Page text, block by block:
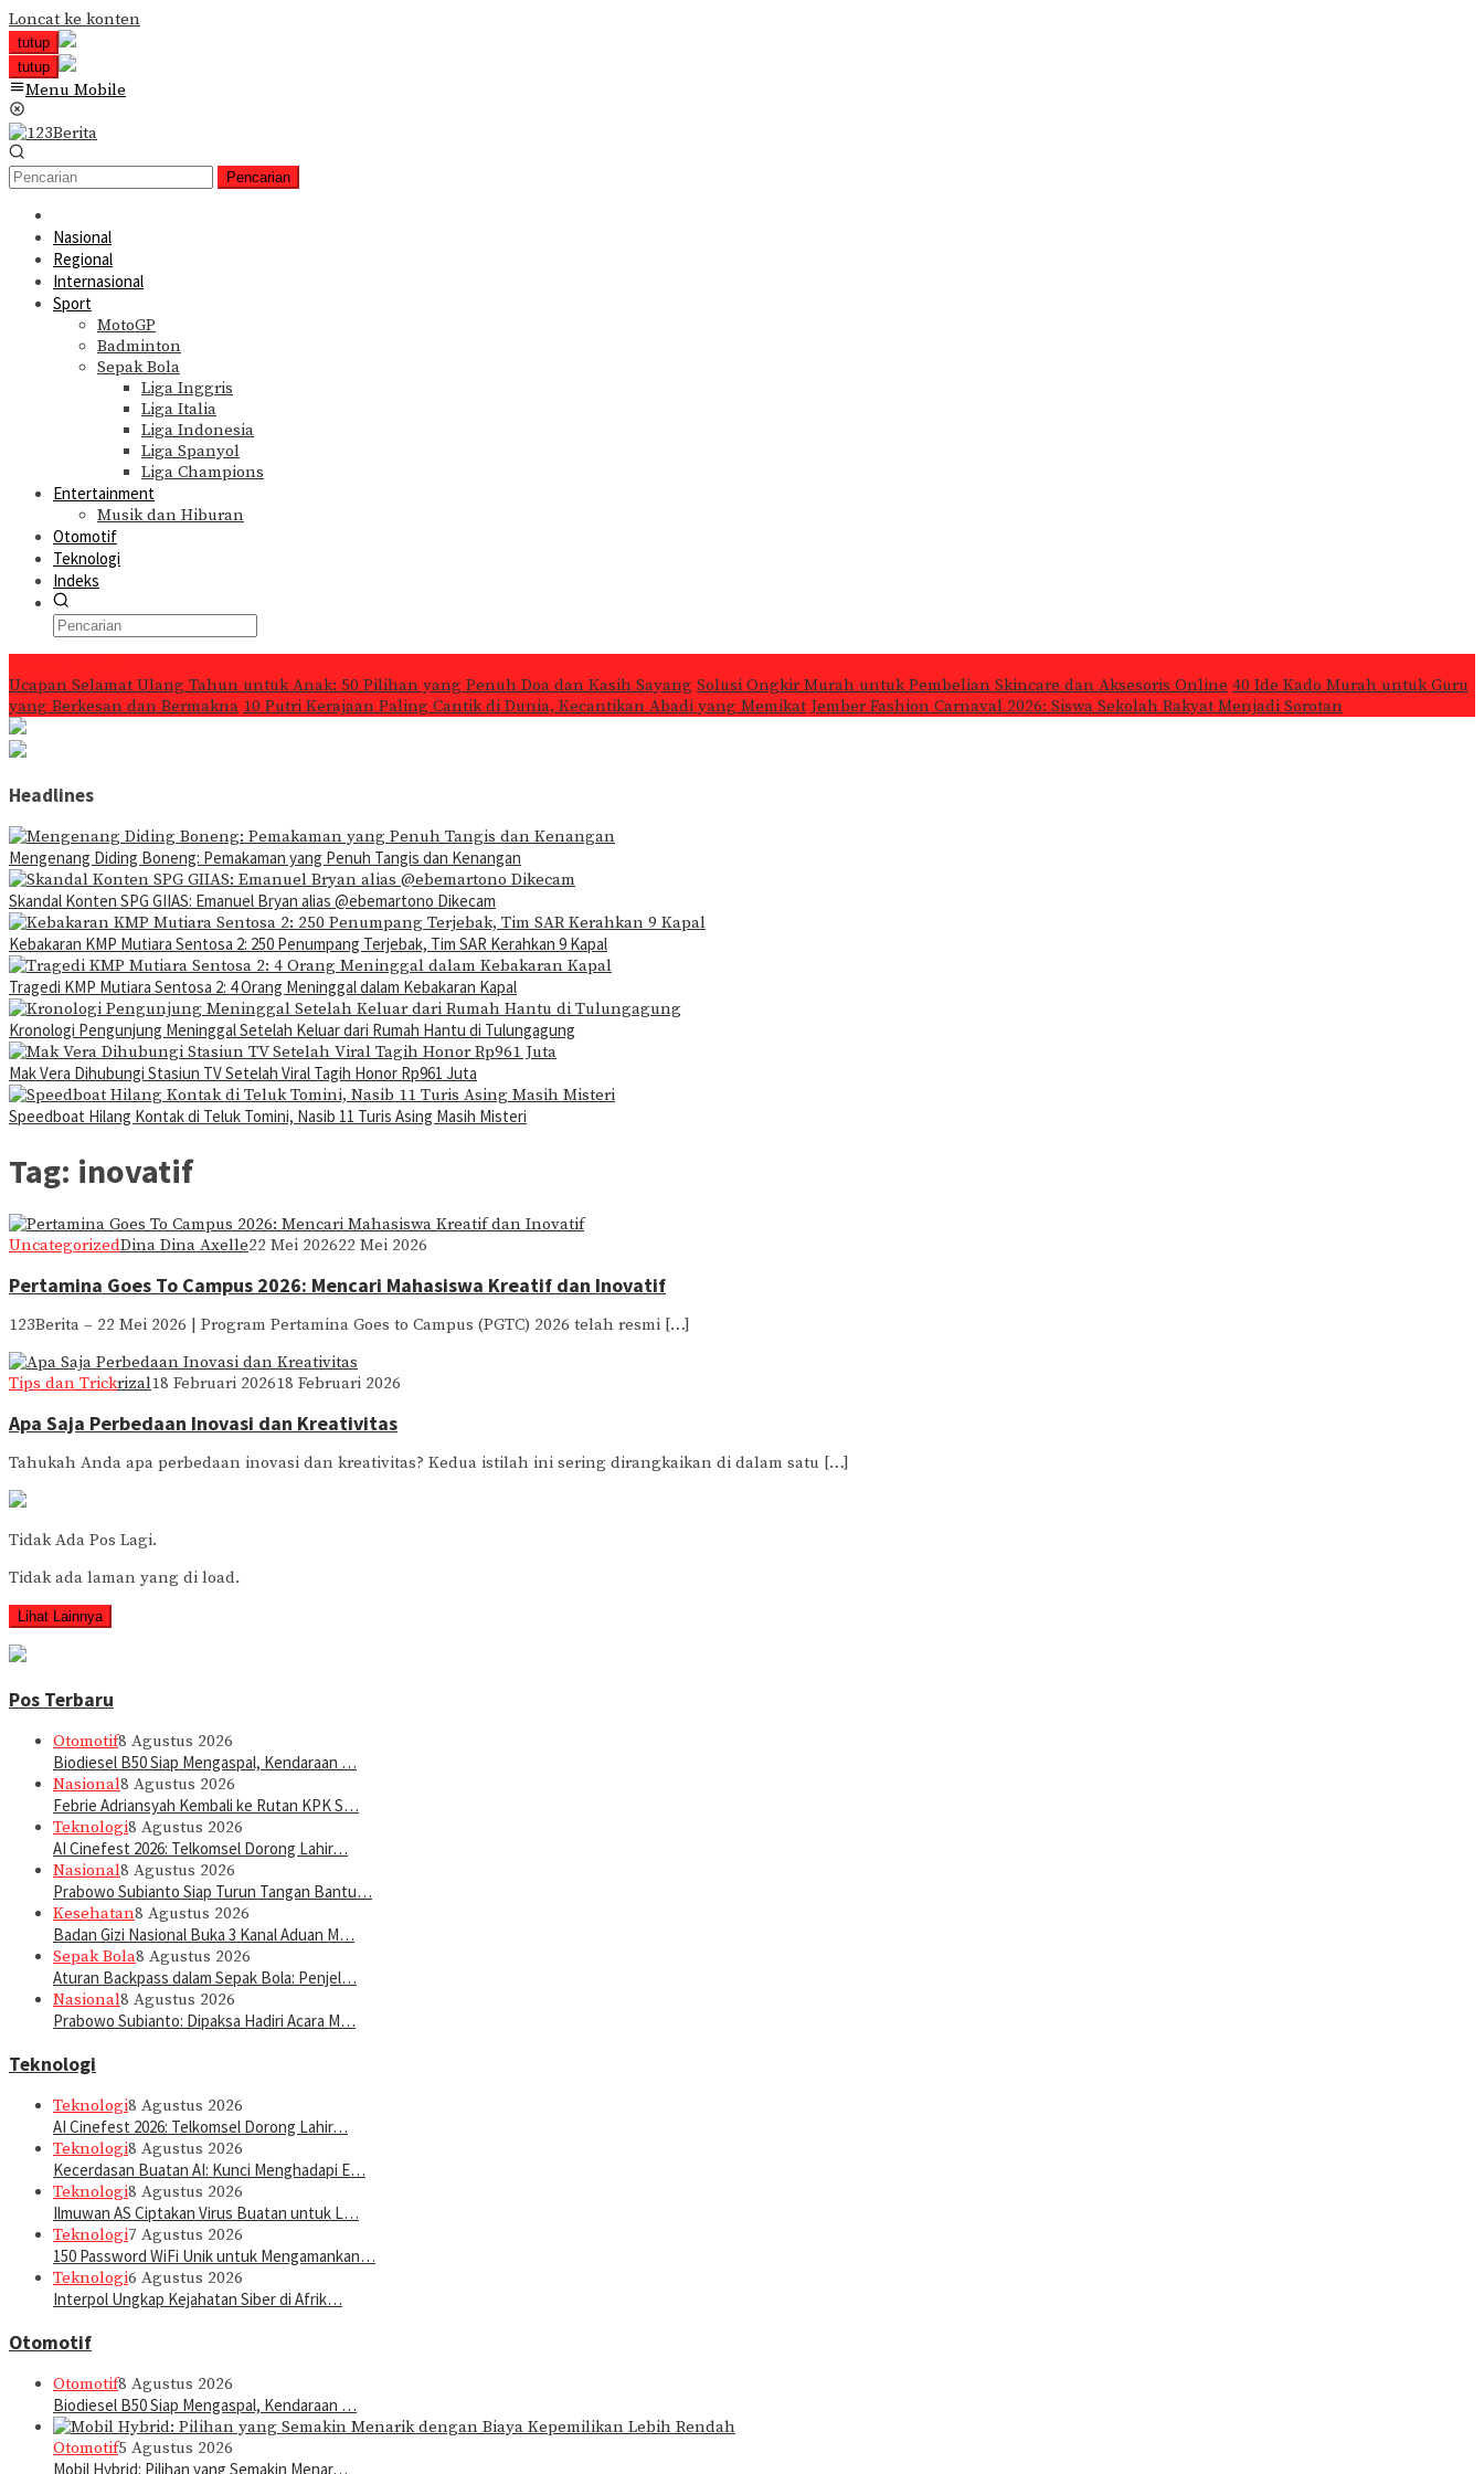
Loncat ke konten
tutup
tutup
Menu Mobile
Pencarian
Nasional
Regional
Internasional
Sport
MotoGP
Badminton
Sepak Bola
Liga Inggris
Liga Italia
Liga Indonesia
Liga Spanyol
Liga Champions
Entertainment
Musik dan Hiburan
Otomotif
Teknologi
Indeks
Ucapan Selamat Ulang Tahun untuk Anak: 50 Pilihan yang Penuh Doa dan Kasih Sayang Solusi Ongkir Murah untuk Pembelian Skincare dan Aksesoris Online 40 Ide Kado Murah untuk Guru
yang Berkesan dan Bermakna 10 Putri Kerajaan Paling Cantik di Dunia, Kecantikan Abadi yang Memikat Jember Fashion Carnaval 2026: Siswa Sekolah Rakyat Menjadi Sorotan
Headlines
Mengenang Diding Boneng: Pemakaman yang Penuh Tangis dan Kenangan
Skandal Konten SPG GIIAS: Emanuel Bryan alias @ebemartono Dikecam
Kebakaran KMP Mutiara Sentosa 2: 250 Penumpang Terjebak, Tim SAR Kerahkan 9 Kapal
Tragedi KMP Mutiara Sentosa 2: 4 Orang Meninggal dalam Kebakaran Kapal
Kronologi Pengunjung Meninggal Setelah Keluar dari Rumah Hantu di Tulungagung
Mak Vera Dihubungi Stasiun TV Setelah Viral Tagih Honor Rp961 Juta
Speedboat Hilang Kontak di Teluk Tomini, Nasib 11 Turis Asing Masih Misteri
Tag: inovatif
UncategorizedDina Dina Axelle22 Mei 202622 Mei 2026
Pertamina Goes To Campus 2026: Mencari Mahasiswa Kreatif dan Inovatif
123Berita – 22 Mei 2026 | Program Pertamina Goes to Campus (PGTC) 2026 telah resmi […]
Tips dan Trickrizal18 Februari 202618 Februari 2026
Apa Saja Perbedaan Inovasi dan Kreativitas
Tahukah Anda apa perbedaan inovasi dan kreativitas? Kedua istilah ini sering dirangkaikan di dalam satu […]
Tidak Ada Pos Lagi.
Tidak ada laman yang di load.
Lihat Lainnya
Pos Terbaru
Otomotif8 Agustus 2026
Biodiesel B50 Siap Mengaspal, Kendaraan …
Nasional8 Agustus 2026
Febrie Adriansyah Kembali ke Rutan KPK S…
Teknologi8 Agustus 2026
AI Cinefest 2026: Telkomsel Dorong Lahir…
Nasional8 Agustus 2026
Prabowo Subianto Siap Turun Tangan Bantu…
Kesehatan8 Agustus 2026
Badan Gizi Nasional Buka 3 Kanal Aduan M…
Sepak Bola8 Agustus 2026
Aturan Backpass dalam Sepak Bola: Penjel…
Nasional8 Agustus 2026
Prabowo Subianto: Dipaksa Hadiri Acara M…
Teknologi
Teknologi8 Agustus 2026
AI Cinefest 2026: Telkomsel Dorong Lahir…
Teknologi8 Agustus 2026
Kecerdasan Buatan AI: Kunci Menghadapi E…
Teknologi8 Agustus 2026
Ilmuwan AS Ciptakan Virus Buatan untuk L…
Teknologi7 Agustus 2026
150 Password WiFi Unik untuk Mengamankan…
Teknologi6 Agustus 2026
Interpol Ungkap Kejahatan Siber di Afrik…
Otomotif
Otomotif8 Agustus 2026
Biodiesel B50 Siap Mengaspal, Kendaraan …
Otomotif5 Agustus 2026
Mobil Hybrid: Pilihan yang Semakin Menar…